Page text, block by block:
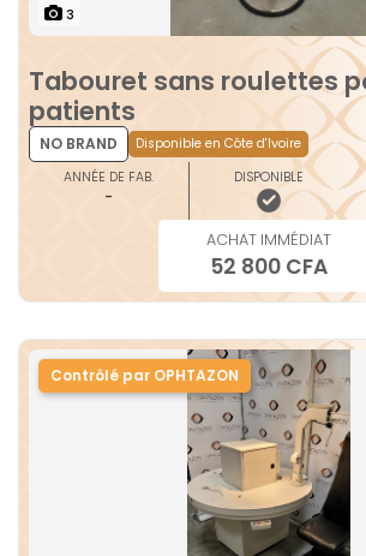
3
Tabouret sans roulettes
patients
NO BRAND
Disponible en Côte d'Ivoire
ANNÉE DE FAB.
-
DISPONIBLE
ACHAT IMMÉDIAT
52 800 CFA
Contrôlé par OPHTAZON